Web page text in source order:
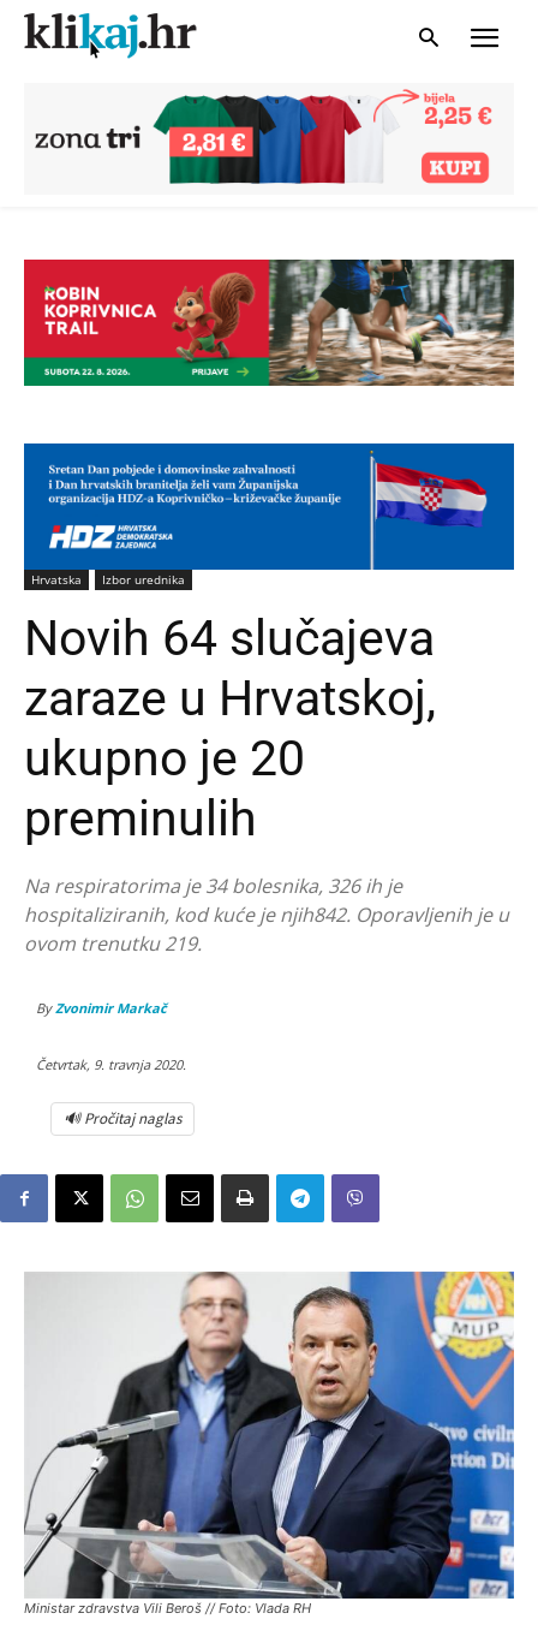
Hrvatska Izbor urednika
Novih 64 slučajeva
zaraze u Hrvatskoj,
ukupno je 20
preminulih
Na respiratorima je 34 bolesnika, 326 ih je
hospitaliziranih, kod kuće je njih842. Oporavljenih je u
ovom trenutku 219.
By Zvonimir Markač
Četvrtak, 9. travnja 2020.
🔊 Pročitaj naglas
Ministar zdravstva Vili Beroš // Foto: Vlada RH